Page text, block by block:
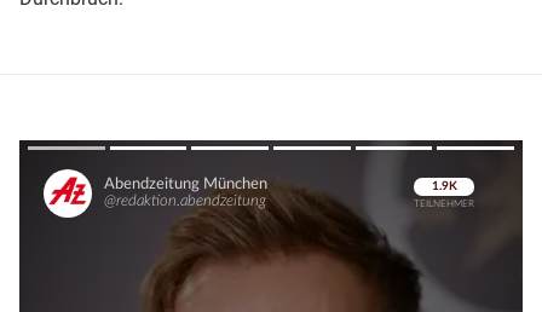
Überspringen